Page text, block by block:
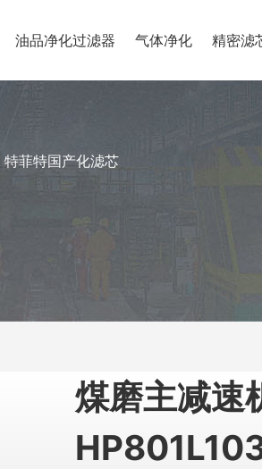
油品净化过滤器 气体净化 精密滤
特菲特国产化滤芯
煤磨主减速